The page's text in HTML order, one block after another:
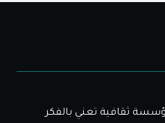
مؤسسة ثقافية تعني بالفكر